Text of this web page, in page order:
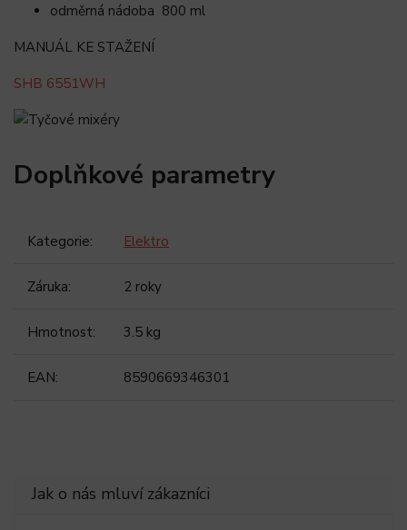
odměrná nádoba 800 ml
MANUÁL KE STAŽENÍ
SHB 6551WH
Doplňkové parametry
Kategorie: Elektro
Záruka: 2 roky
Hmotnost: 3.5 kg
EAN: 8590669346301